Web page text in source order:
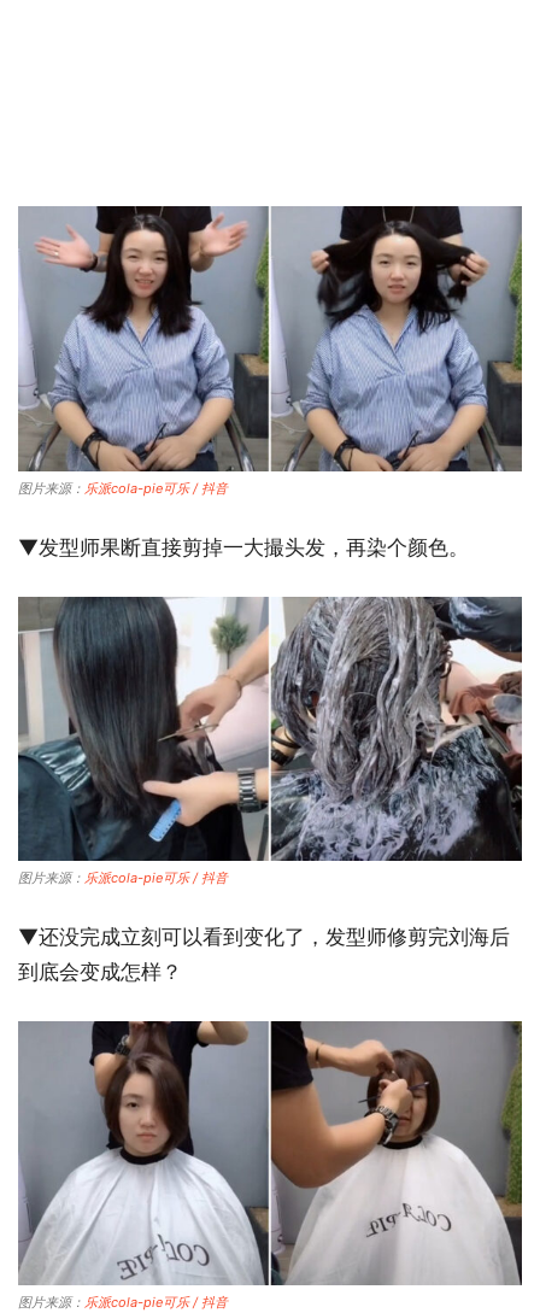
图片来源： 乐派cola-pie可乐 / 抖音
▼发型师果断直接剪掉一大撮头发，再染个颜色。
图片来源： 乐派cola-pie可乐 / 抖音
▼还没完成立刻可以看到变化了，发型师修剪完刘海后
到底会变成怎样？
图片来源： 乐派cola-pie可乐 / 抖音